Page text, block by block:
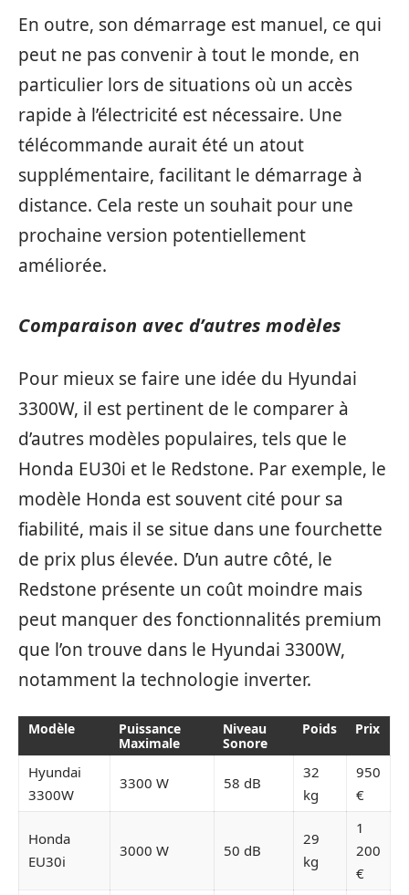
En outre, son démarrage est manuel, ce qui
peut ne pas convenir à tout le monde, en
particulier lors de situations où un accès
rapide à l’électricité est nécessaire. Une
télécommande aurait été un atout
supplémentaire, facilitant le démarrage à
distance. Cela reste un souhait pour une
prochaine version potentiellement
améliorée.
Comparaison avec d’autres modèles
Pour mieux se faire une idée du Hyundai
3300W, il est pertinent de le comparer à
d’autres modèles populaires, tels que le
Honda EU30i et le Redstone. Par exemple, le
modèle Honda est souvent cité pour sa
fiabilité, mais il se situe dans une fourchette
de prix plus élevée. D’un autre côté, le
Redstone présente un coût moindre mais
peut manquer des fonctionnalités premium
que l’on trouve dans le Hyundai 3300W,
notamment la technologie inverter.
Modèle
Puissance
Maximale
Niveau
Sonore
Poids Prix
Hyundai
3300W
3300 W 58 dB
32
kg
950
€
Honda
EU30i
3000 W 50 dB
29
kg
1
200
€